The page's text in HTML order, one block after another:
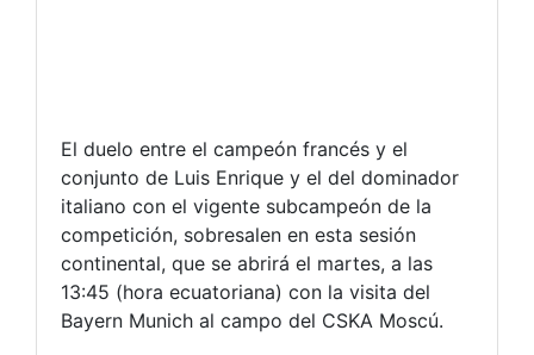
El duelo entre el campeón francés y el
conjunto de Luis Enrique y el del dominador
italiano con el vigente subcampeón de la
competición, sobresalen en esta sesión
continental, que se abrirá el martes, a las
13:45 (hora ecuatoriana) con la visita del
Bayern Munich al campo del CSKA Moscú.